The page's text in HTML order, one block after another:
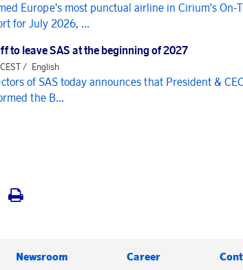
Europe's most punctual airline in Cirium's On-
for July 2026, ...
to leave SAS at the beginning of 2027
/ English
of SAS today announces that President &
the B...
Newsroom
Career